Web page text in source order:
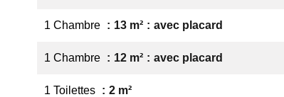
1 Chambre 13 m² avec placard
1 Chambre 12 m² avec placard
1 Toilettes 2 m²